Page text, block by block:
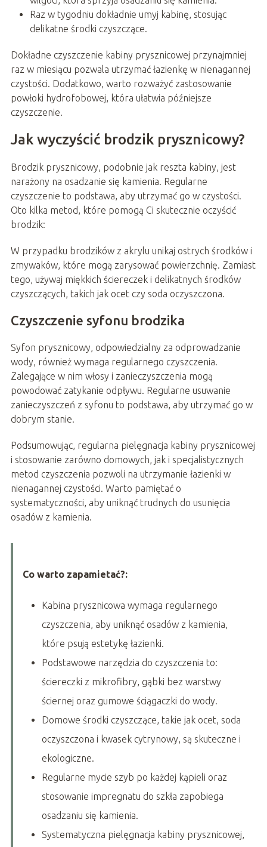
Raz w tygodniu dokładnie umyj kabinę, stosując
delikatne środki czyszczące.
Dokładne czyszczenie kabiny prysznicowej przynajmniej
raz w miesiącu pozwala utrzymać łazienkę w nienagannej
czystości. Dodatkowo, warto rozważyć zastosowanie
powłoki hydrofobowej, która ułatwia późniejsze
czyszczenie.
Jak wyczyścić brodzik prysznicowy?
Brodzik prysznicowy, podobnie jak reszta kabiny, jest
narażony na osadzanie się kamienia. Regularne
czyszczenie to podstawa, aby utrzymać go w czystości.
Oto kilka metod, które pomogą Ci skutecznie oczyścić
brodzik:
W przypadku brodzików z akrylu unikaj ostrych środków i
zmywaków, które mogą zarysować powierzchnię. Zamiast
tego, używaj miękkich ściereczek i delikatnych środków
czyszczących, takich jak ocet czy soda oczyszczona.
Czyszczenie syfonu brodzika
Syfon prysznicowy, odpowiedzialny za odprowadzanie
wody, również wymaga regularnego czyszczenia.
Zalegające w nim włosy i zanieczyszczenia mogą
powodować zatykanie odpływu. Regularne usuwanie
zanieczyszczeń z syfonu to podstawa, aby utrzymać go w
dobrym stanie.
Podsumowując, regularna pielęgnacja kabiny prysznicowej
i stosowanie zarówno domowych, jak i specjalistycznych
metod czyszczenia pozwoli na utrzymanie łazienki w
nienagannej czystości. Warto pamiętać o
systematyczności, aby uniknąć trudnych do usunięcia
osadów z kamienia.
Co warto zapamietać?:
Kabina prysznicowa wymaga regularnego
czyszczenia, aby uniknąć osadów z kamienia,
które psują estetykę łazienki.
Podstawowe narzędzia do czyszczenia to:
ściereczki z mikrofibry, gąbki bez warstwy
ściernej oraz gumowe ściągaczki do wody.
Domowe środki czyszczące, takie jak ocet, soda
oczyszczona i kwasek cytrynowy, są skuteczne i
ekologiczne.
Regularne mycie szyb po każdej kąpieli oraz
stosowanie impregnatu do szkła zapobiega
osadzaniu się kamienia.
Systematyczna pielęgnacja kabiny prysznicowej,